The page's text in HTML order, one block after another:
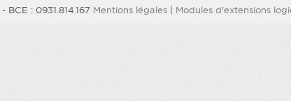
- BCE : 0931.814.167 Mentions légales | Modules d'extensions